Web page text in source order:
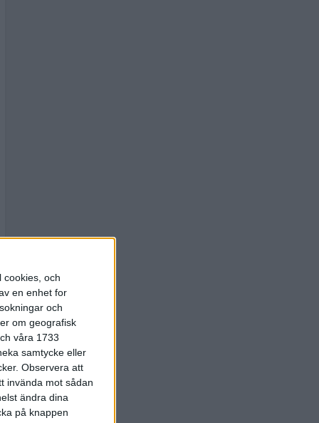
cookies, och
en enhet for
och
om geografisk
våra 1733
samtycke eller
Observera att
invända mot sådan
ändra dina
på knappen